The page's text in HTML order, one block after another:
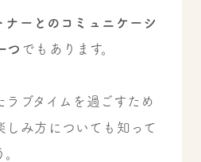
ナーとのコミュニケーシ
つ でもあります。
ブタイムを過ごすため
しみ方についても知って